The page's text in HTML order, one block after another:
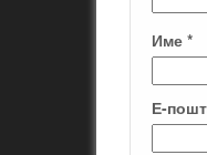
Име *
Е-